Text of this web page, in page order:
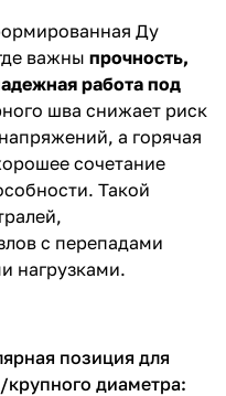
Ду
важны прочность,
работа под
шва снижает риск
а горячая
сочетание
Такой
с перепадами
нагрузками.
позиция для
диаметра: